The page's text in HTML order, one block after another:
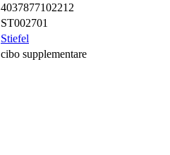
4037877102212
ST002701
Stiefel
cibo supplementare